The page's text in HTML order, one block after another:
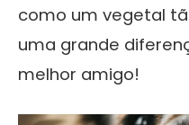
como um vegetal
uma grande
melhor amigo!